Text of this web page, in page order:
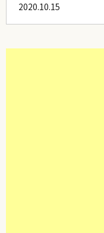
2020.10.15